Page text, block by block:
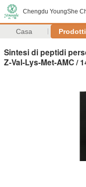
Chengdu YoungShe
Casa Prodotti
Sintesi di peptidi
Z-Val-Lys-Met-AMC /